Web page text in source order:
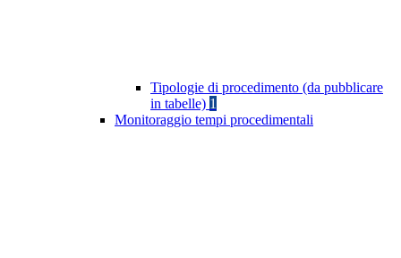
Tipologie di procedimento (da pubblicare
in tabelle) 1
Monitoraggio tempi procedimentali